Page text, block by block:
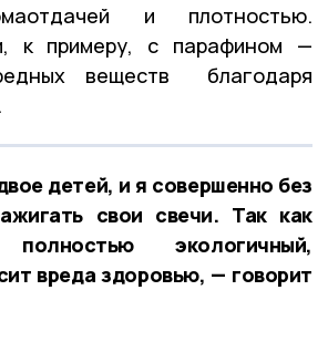
и плотностью.
к примеру, с парафином —
веществ благодаря
детей, и я совершенно без
свои свечи. Так как
экологичный,
вреда здоровью, — говорит